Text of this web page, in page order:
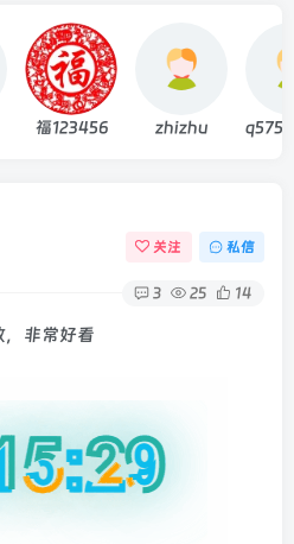
福123456 zhizhu
关注 私信
3 25 14
，非常好看